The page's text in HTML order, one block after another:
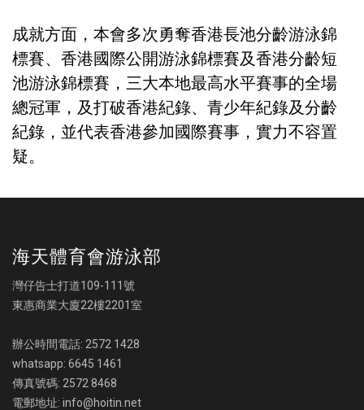
成就方面，本會多次勇奪香港長池分齡游泳錦
標賽、香港國際公開游泳錦標賽及香港分齡短
池游泳錦標賽，三大本地最高水平賽事的全場
總冠軍，及打破香港紀錄、青少年紀錄及分齡
紀錄，並代表香港參加國際賽事，實力不容置
疑。
海天體育會游泳部
灣仔告士打道109-111號
東惠商業大廈22樓2201室
辦公時間電話: 2572 1428
whatsapp: 6645 1461
傳真號碼: 2572 8468
電郵地址: info@hoitin.net